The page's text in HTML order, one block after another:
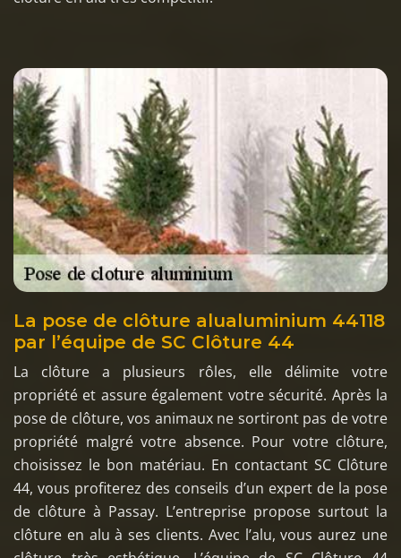
La pose de clôture alualuminium 44118
par l’équipe de SC Clôture 44
La clôture a plusieurs rôles, elle délimite votre
propriété et assure également votre sécurité. Après la
pose de clôture, vos animaux ne sortiront pas de votre
propriété malgré votre absence. Pour votre clôture,
choisissez le bon matériau. En contactant SC Clôture
44, vous profiterez des conseils d’un expert de la pose
de clôture à Passay. L’entreprise propose surtout la
clôture en alu à ses clients. Avec l’alu, vous aurez une